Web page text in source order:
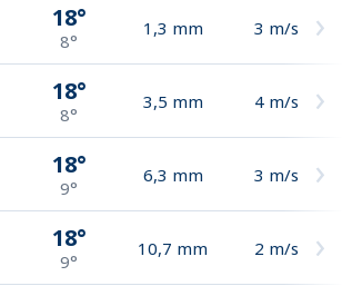
18°
8°
1,3 mm 3 m/s
18°
8°
3,5 mm 4 m/s
18°
9°
6,3 mm 3 m/s
18°
9°
10,7 mm 2 m/s